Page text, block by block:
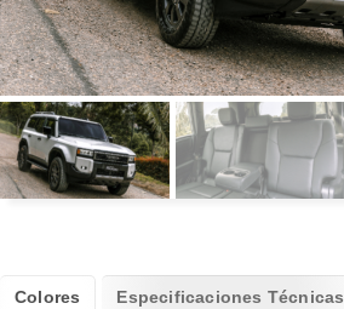
Colores Especificaciones Técnicas